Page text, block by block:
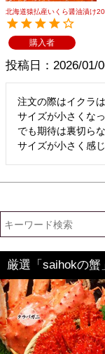
北海道猿払産いくら醤油漬け
購入者
投稿日 2026/01/
注文の際はイクラ
サイズが小さくな
でも期待は裏切ら
サイズが小さく感
厳選「saihokの蟹